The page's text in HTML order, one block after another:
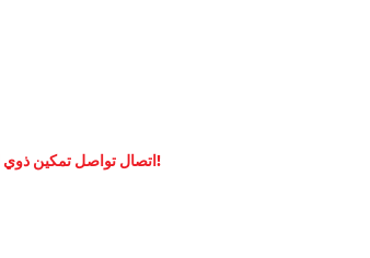
اتصال تواصل تمكين ذوي الإعاقة تِكنولوجياً بالشراكة الجديدة مع وزارة الاتصالات!